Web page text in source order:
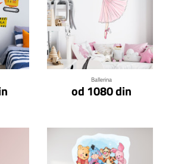
Ballerina
od 1080 din
Klikni za detalje